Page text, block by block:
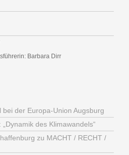
Barbara Dirr
bei der Europa-Union Augsburg
des Klimawandels“
zu MACHT / RECHT /